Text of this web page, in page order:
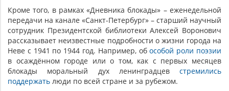
Кроме того, в рамках «Дневника блокады» – еженедельной
передачи на канале «Санкт-Петербург» – старший научный
сотрудник Президентской библиотеки Алексей Воронович
рассказывает неизвестные подробности о жизни города на
Неве с 1941 по 1944 год. Например, обособой роли поэзии
в осаждённом городе или о том, как с первых месяцев
блокады моральный дух ленинградцев стремились
поддержать люди по всей стране и за рубежом.